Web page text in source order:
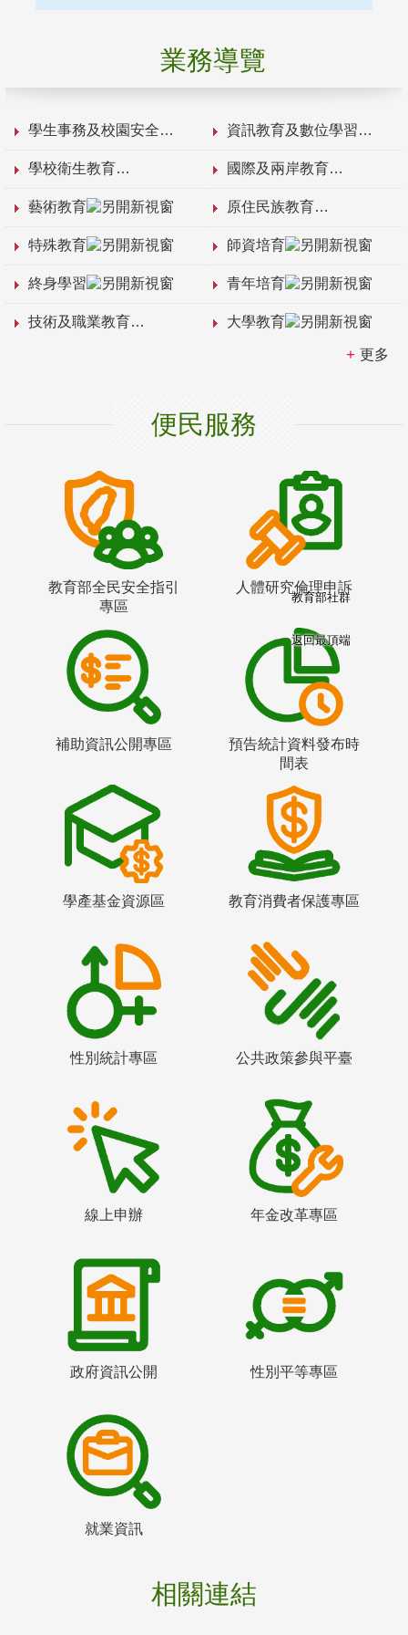
業務導覽
學生事務及校園安全 資訊教育及數位學習
學校衛生教育 國際及兩岸教育
藝術教育 原住民族教育
特殊教育 師資培育
終身學習 青年培育
技術及職業教育 大學教育
更多
便民服務
教育部全民安全指引
專區
人體研究倫理申訴
補助資訊公開專區
預告統計資料發布時
間表
學產基金資源區 教育消費者保護專區
性別統計專區 公共政策參與平臺
線上申辦 年金改革專區
政府資訊公開 性別平等專區
就業資訊
相關連結
教育部社群
返回最頂端